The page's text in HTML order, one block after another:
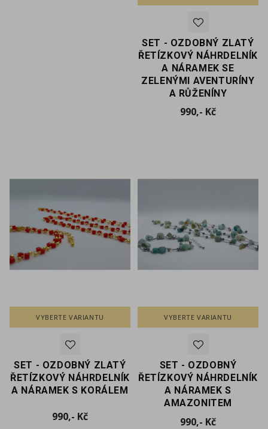
SET - OZDOBNÝ ZLATÝ
ŘETÍZKOVÝ NÁHRDELNÍK
A NÁRAMEK SE
ZELENÝMI AVENTURÍNY
A RŮŽENÍNY
990,- KčCena
VYBERTE VARIANTU
SET - OZDOBNÝ ZLATÝ
ŘETÍZKOVÝ NÁHRDELNÍK
A NÁRAMEK S KORÁLEM
990,- KčCena
VYBERTE VARIANTU
SET - OZDOBNÝ
ŘETÍZKOVÝ NÁHRDELNÍK
A NÁRAMEK S
AMAZONITEM
990,- KčCena